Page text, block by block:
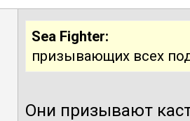
Sea Fighter:
призывающих всех
Они призывают